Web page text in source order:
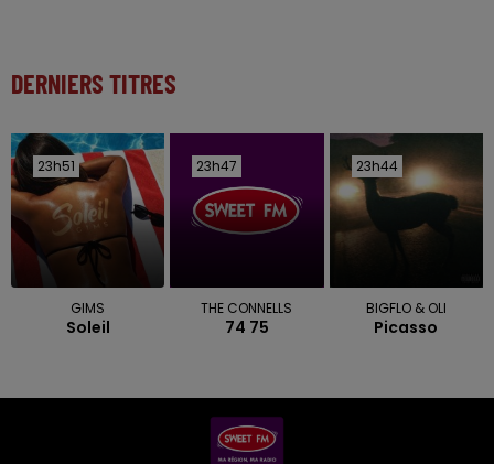
DERNIERS TITRES
23h51
23h51
GIMS
Soleil
23h47
23h47
THE CONNELLS
74 75
23h44
23h44
BIGFLO & OLI
Picasso